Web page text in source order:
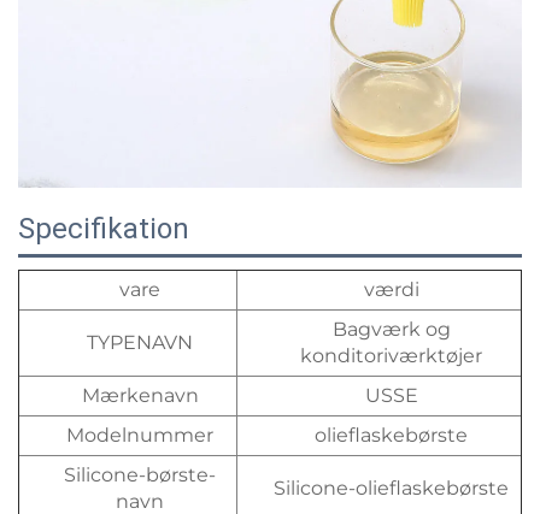
Specifikation
vare værdi
TYPENAVN
Bagværk og
konditoriværktøjer
Mærkenavn
USSE
Modelnummer
olieflaskebørste
Silicone-børste-
navn
Silicone-olieflaskebørste